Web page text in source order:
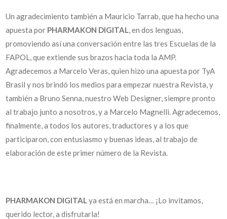
Un agradecimiento también a Mauricio Tarrab, que ha hecho una
apuesta por PHARMAKON DIGITAL, en dos lenguas,
promoviendo así una conversación entre las tres Escuelas de la
FAPOL, que extiende sus brazos hacia toda la AMP.
Agradecemos a Marcelo Veras, quien hizo una apuesta por TyA
Brasil y nos brindó los medios para empezar nuestra Revista, y
también a Bruno Senna, nuestro Web Designer, siempre pronto
al trabajo junto a nosotros, y a Marcelo Magnelli. Agradecemos,
finalmente, a todos los autores, traductores y a los que
participaron, con entusiasmo y buenas ideas, al trabajo de
elaboración de este primer número de la Revista.
PHARMAKON DIGITALya está en marcha… ¡Lo invitamos,
querido lector, a disfrutarla!